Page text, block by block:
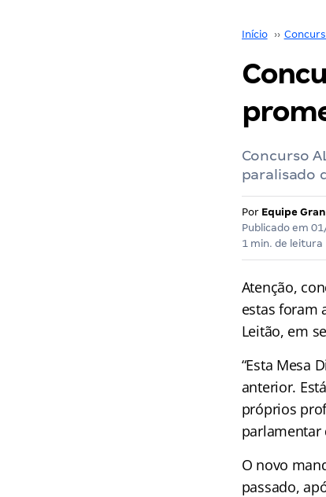
Início ››
Concurso
paralisado
Por Equipe Gran
Publicado em
1 min. de leitura
Atenção,
estas foram
Leitão, em
“Esta Mesa
anterior.
próprios
parlamentar
O novo
passado,